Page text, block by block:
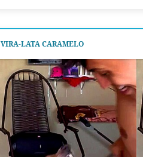
VIRA-LATA CARAMELO